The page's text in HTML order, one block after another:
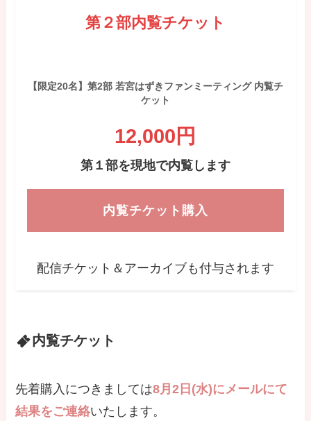
第２部内覧チケット
【限定20名】第2部 若宮はずきファンミーティング 内覧チ
ケット
12,000円
第１部を現地で内覧します
内覧チケット購入
配信チケット＆アーカイブも付与されます
内覧チケット
先着購入につきましては8月2日(水)にメールにて
結果をご連絡いたします。